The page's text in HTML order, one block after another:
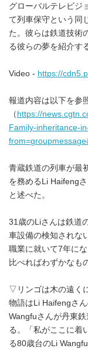
グローバルテレビジ
て列車保守という同
た。彼らは鉄道技術
る彼らの夢を紹介す
Video - https://
報道内容は以下を参
（ https://
Family-inheritance-
青蔵鉄道の列車が最
を務めるLi Haifeng
と述べた。
31歳のLiさんは鉄道
車設備の検知されな
職業に就いて7年に
比べればわずかなも
▽リンゴは木の遠く
物語はLi Haifengさ
Wangfuさんが丹東
る。「私がここに着
る80歳台のLi